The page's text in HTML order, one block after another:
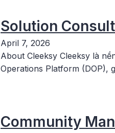
Solution
April 7, 2026
About Cleeksy Cleeksy là
Operations Platform (DOP),
Community